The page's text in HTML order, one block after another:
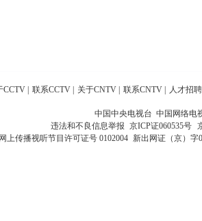
CCTV 联系CCTV 关于CNTV 联系CNTV 人才招聘
中国中央电视台 中国网络电
违法和不良信息举报 京ICP证060535号
网上传播视听节目许可证号 0102004 新出网证（京）